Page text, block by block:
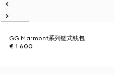
GG Marmont系列链式钱包
€ 1.600